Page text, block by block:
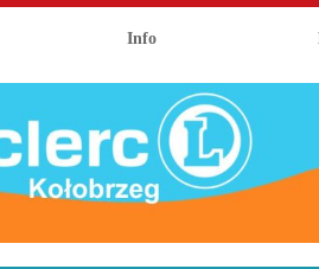
Info